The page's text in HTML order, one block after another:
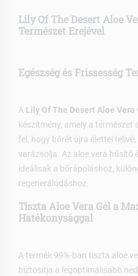
Lily Of The Desert Aloe
Természet Erejével
Egészség és Frissesség
A Lily Of The Desert Aloe Vera
készítmény, amely a
fel, hogy bőrét újra élettel
varázsolja. Az aloe vera hűsítő
ideálisak a bőrápoláshoz,
regenerálódáshoz.
Tiszta Aloe Vera Gél a
Hatékonysággal
A termék 99%-ban tiszta aloe
biztosítja a legoptimálisabb